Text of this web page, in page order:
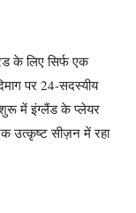
के लिए सिर्फ एक
पर 24-सदस्यीय
शुरू में इंग्लैंड के प्लेयर
उत्कृष्ट सीज़न में रहा